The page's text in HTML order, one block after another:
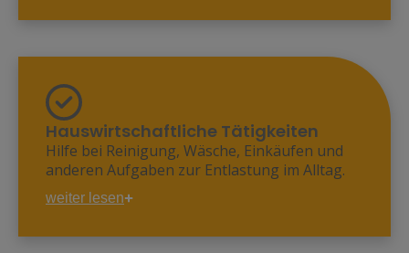
einen Portkatheter
Hauswirtschaftliche Tätigkeiten
Hilfe bei Reinigung, Wäsche, Einkäufen und
anderen Aufgaben zur Entlastung im Alltag.
Grundreinigung, Unterhaltsreinigung
Waschen und Bügeln der Wasche
weiter lesen